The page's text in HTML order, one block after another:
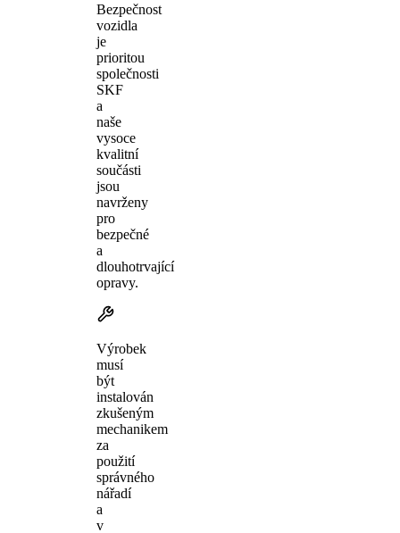
Bezpečnost
vozidla
je
prioritou
společnosti
SKF
a
naše
vysoce
kvalitní
součásti
jsou
navrženy
pro
bezpečné
a
dlouhotrvající
opravy.
Výrobek
musí
být
instalován
zkušeným
mechanikem
za
použití
správného
nářadí
a
v